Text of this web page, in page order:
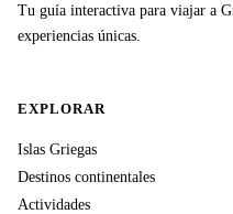
Tu guía interactiva para viajar a
experiencias únicas.
EXPLORAR
Islas Griegas
Destinos continentales
Actividades